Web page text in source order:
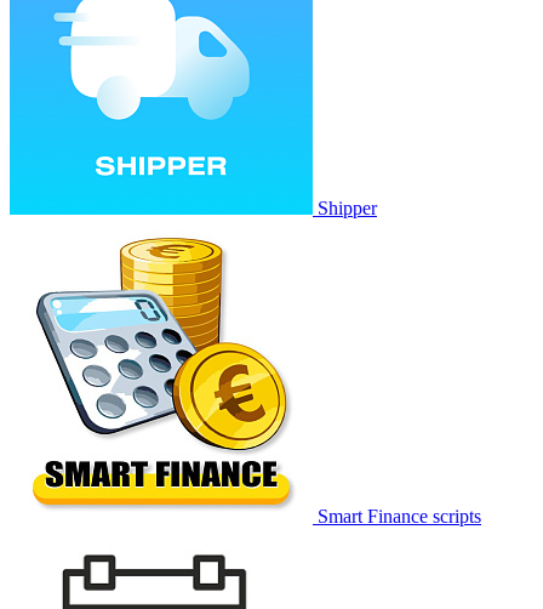
Shipper
Smart Finance scripts